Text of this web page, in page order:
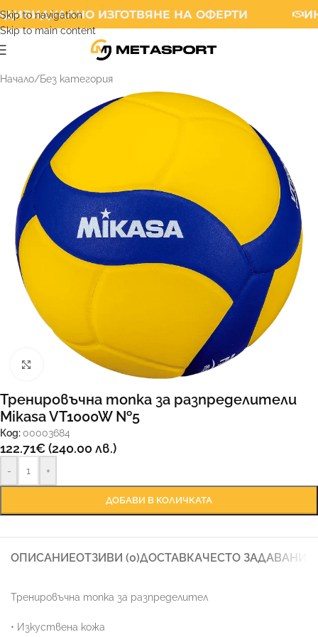
Skip to navigation
Skip to main content
ИЗГОТВЯНЕ НА ОФЕРТИ
Начало/Без категория
Тренировъчна топка за разпределители
Mikasa VT1000W №5
Код: 00003684
122.71€(240.00 лв.)
- +
ДОБАВИ В КОЛИЧКАТА
ОПИСАНИЕОТЗИВИ (0)ДОСТАВКАЧЕСТО ЗАДАВАНИ
Тренировъчна топка за разпределител
• Изкуствена кожа